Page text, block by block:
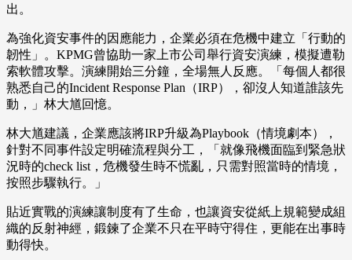
出。
為強化資安事件的因應能力，企業必須在危機中建立「行動的
韌性」。KPMG曾協助一家上市公司舉行資安演練，模擬遭勒
索軟體攻擊。演練開始三分鐘，全場無人反應。「每個人都很
熟悉自己的Incident Response Plan（IRP），卻沒人知道誰該先
動，」林大馗回憶。
林大馗建議，企業應該將IRP升級為Playbook（情境劇本），
針對不同事件設定明確流程與分工，「就像飛機面臨到緊急狀
況時的check list，危機發生時不慌亂，只需對照當時的情境，
按照步驟執行。」
貼近實戰的演練讓制度有了生命，也讓資安從紙上規範變成組
織的反射神經，鍛鍊了企業不只在平時守得住，更能在出事時
動得快。